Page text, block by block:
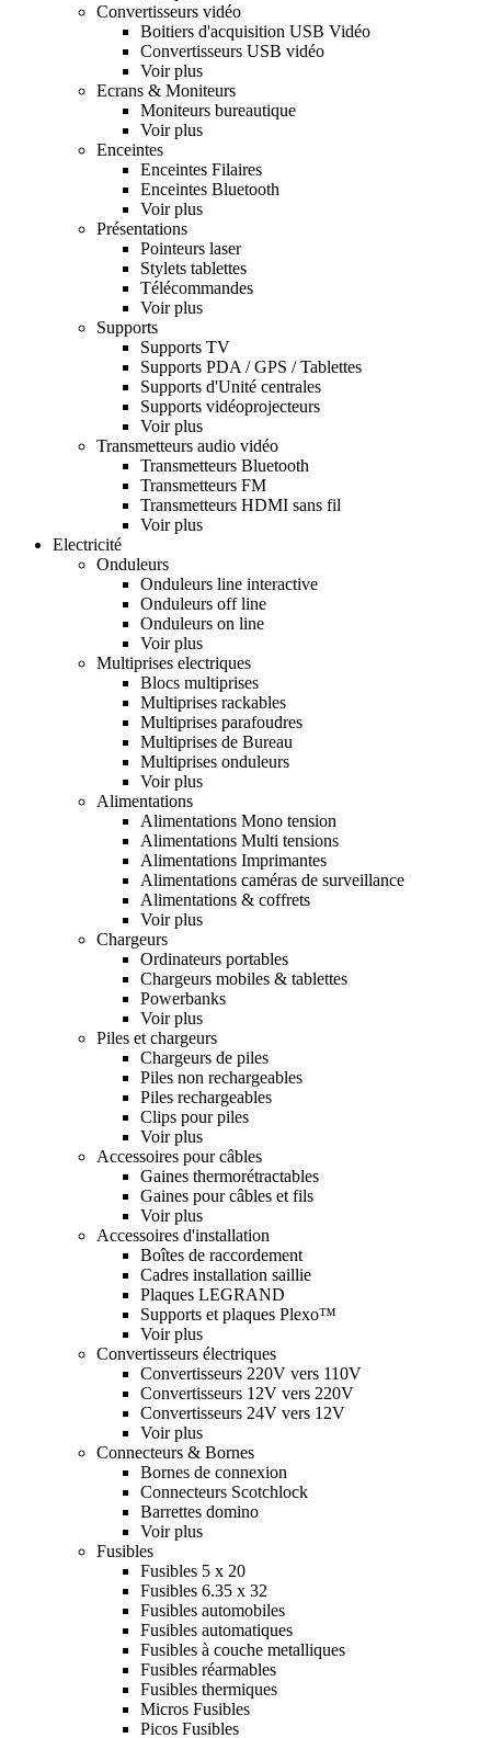
Convertisseurs vidéo
Boitiers d'acquisition USB Vidéo
Convertisseurs USB vidéo
Voir plus
Ecrans & Moniteurs
Moniteurs bureautique
Voir plus
Enceintes
Enceintes Filaires
Enceintes Bluetooth
Voir plus
Présentations
Pointeurs laser
Stylets tablettes
Télécommandes
Voir plus
Supports
Supports TV
Supports PDA / GPS / Tablettes
Supports d'Unité centrales
Supports vidéoprojecteurs
Voir plus
Transmetteurs audio vidéo
Transmetteurs Bluetooth
Transmetteurs FM
Transmetteurs HDMI sans fil
Voir plus
Electricité
Onduleurs
Onduleurs line interactive
Onduleurs off line
Onduleurs on line
Voir plus
Multiprises electriques
Blocs multiprises
Multiprises rackables
Multiprises parafoudres
Multiprises de Bureau
Multiprises onduleurs
Voir plus
Alimentations
Alimentations Mono tension
Alimentations Multi tensions
Alimentations Imprimantes
Alimentations caméras de surveillance
Alimentations & coffrets
Voir plus
Chargeurs
Ordinateurs portables
Chargeurs mobiles & tablettes
Powerbanks
Voir plus
Piles et chargeurs
Chargeurs de piles
Piles non rechargeables
Piles rechargeables
Clips pour piles
Voir plus
Accessoires pour câbles
Gaines thermorétractables
Gaines pour câbles et fils
Voir plus
Accessoires d'installation
Boîtes de raccordement
Cadres installation saillie
Plaques LEGRAND
Supports et plaques Plexo™
Voir plus
Convertisseurs électriques
Convertisseurs 220V vers 110V
Convertisseurs 12V vers 220V
Convertisseurs 24V vers 12V
Voir plus
Connecteurs & Bornes
Bornes de connexion
Connecteurs Scotchlock
Barrettes domino
Voir plus
Fusibles
Fusibles 5 x 20
Fusibles 6.35 x 32
Fusibles automobiles
Fusibles automatiques
Fusibles à couche metalliques
Fusibles réarmables
Fusibles thermiques
Micros Fusibles
Picos Fusibles